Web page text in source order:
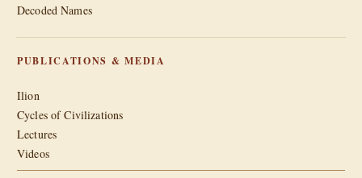
Decoded Names
PUBLICATIONS & MEDIA
Ilion
Cycles of Civilizations
Lectures
Videos